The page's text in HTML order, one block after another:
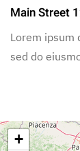
Main Street
Lorem ipsum
sed do
+